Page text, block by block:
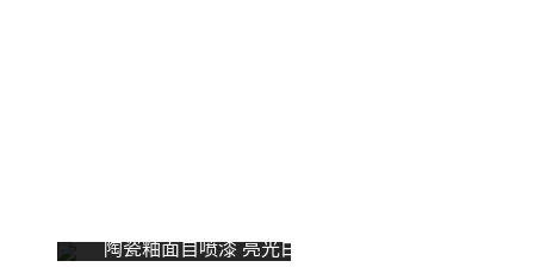
陶瓷釉面自喷漆 亮光白哑光白